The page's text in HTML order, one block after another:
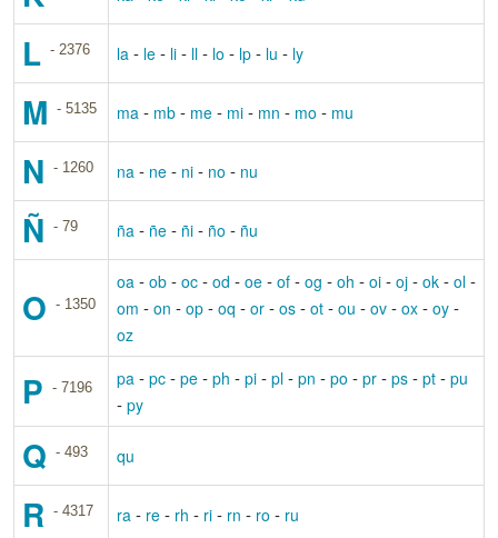
L - 2376 la - le - li - ll - lo - lp - lu - ly
M - 5135 ma - mb - me - mi - mn - mo - mu
N - 1260 na - ne - ni - no - nu
Ñ - 79 ña - ñe - ñi - ño - ñu
O - 1350
oa - ob - oc - od - oe - of - og - oh - oi - oj - ok - ol -
om - on - op - oq - or - os - ot - ou - ov - ox - oy -
oz
P - 7196 pa - pc - pe - ph - pi - pl - pn - po - pr - ps - pt - pu
- py
Q - 493 qu
R - 4317 ra - re - rh - ri - rn - ro - ru